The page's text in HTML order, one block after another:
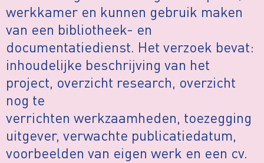
werkkamer en kunnen gebruik maken
van een bibliotheek- en
documentatiedienst. Het verzoek bevat:
inhoudelijke beschrijving van het
project, overzicht research, overzicht
nog te
verrichten werkzaamheden, toezegging
uitgever, verwachte publicatiedatum,
voorbeelden van eigen werk en een cv.